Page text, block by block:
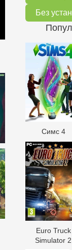
Без
Симс 4
Euro Truck
Simulator 2